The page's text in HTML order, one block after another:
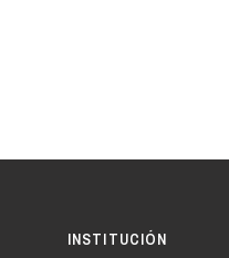
INSTITUCIÓN